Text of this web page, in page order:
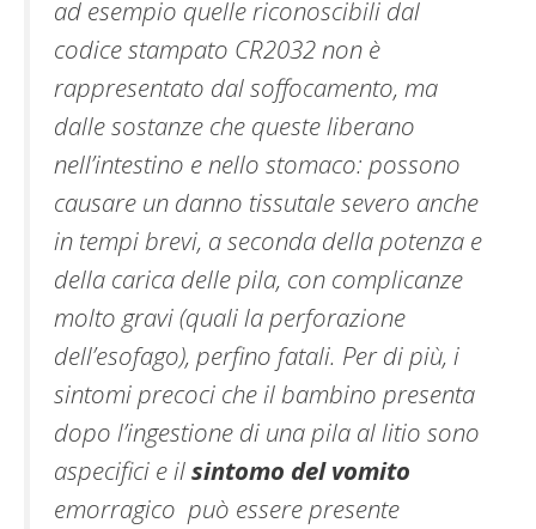
ad esempio quelle riconoscibili dal
codice stampato CR2032 non è
rappresentato dal soffocamento, ma
dalle sostanze che queste liberano
nell’intestino e nello stomaco: possono
causare un danno tissutale severo anche
in tempi brevi, a seconda della potenza e
della carica delle pila, con complicanze
molto gravi (quali la perforazione
dell’esofago), perfino fatali. Per di più, i
sintomi precoci che il bambino presenta
dopo l’ingestione di una pila al litio sono
aspecifici e ilsintomo del vomito
emorragico può essere presente